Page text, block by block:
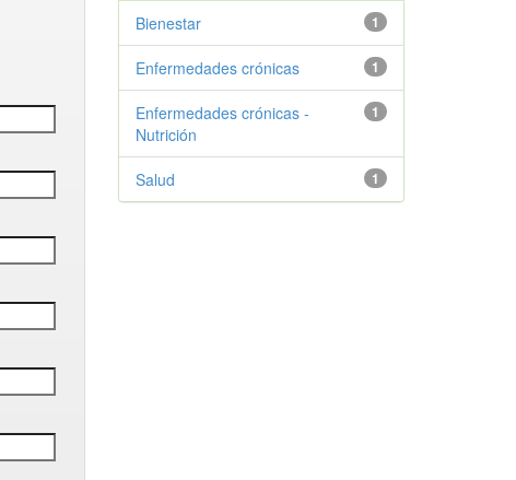
1
Bienestar
1
Enfermedades crónicas
1
Enfermedades crónicas -
Nutrición
1
Salud